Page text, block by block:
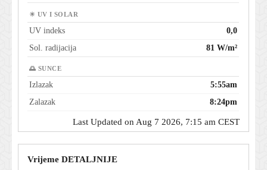
☀ UV I SOLAR
UV indeks
0,0
Sol. radijacija
81 W/m²
🌅 SUNCE
Izlazak
5:55am
Zalazak
8:24pm
Last Updated on Aug 7 2026, 7:15 am CEST
Vrijeme DETALJNIJE